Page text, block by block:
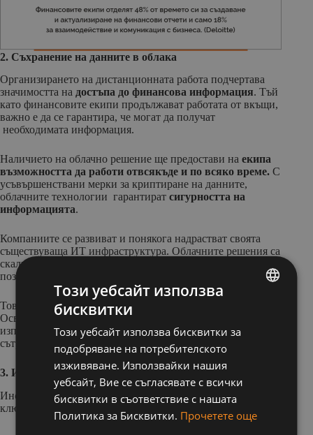
2. Съхранение на данните в облака
Организирането на дистанционната работа подчертава
значимостта на достъпа до финансова информация. Тъй
като финансовите екипи продължават работата от вкъщи,
важно е да се гарантира, че могат да получат
необходимата информация.
Наличието на облачно решение ще предостави на екипа
възможността да работи отвсякъде и по всяко време. С
усъвършенствани мерки за криптиране на данните,
облачните технологии гарантират сигурността на
информацията.
Компаниите се развиват и понякога надрастват своята
съществуваща ИТ инфраструктура. Облачните решения са
скалируеми, не изискват закупуване на хардуер и
позволяват сътрудничеството между екипите.
Това осигурява повече гъвкавост и намалява разходите.
Освен всичко останало облачните решения могат да
използват централизирана база данни, което подкрепя
сътрудничеството във финансовите екипи.
3. Инструменти за управление на задачите
Инструментите за управление на задачи изпълняват две
ключови функции:
ENGLISH
Този уебсайт използва
бисквитки
Този уебсайт използва бисквитки за
подобряване на потребителското
изживяване. Използвайки нашия
уебсайт, Вие се съгласявате с всички
бисквитки в съответствие с нашата
Политика за Бисквитки. Прочетете още